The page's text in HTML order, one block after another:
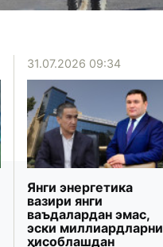
31.07.2026 09:34
Янги энергетика
вазири янги
ваъдалардан эмас,
эски миллиардларни
ҳисоблашдан